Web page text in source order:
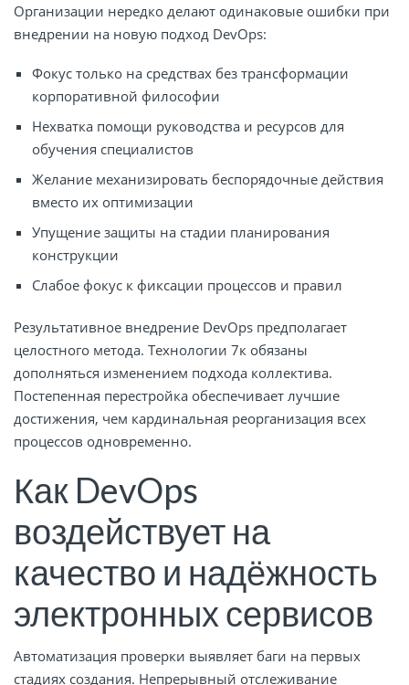
Организации нередко делают одинаковые ошибки при
внедрении на новую подход DevOps:
Фокус только на средствах без трансформации
корпоративной философии
Нехватка помощи руководства и ресурсов для
обучения специалистов
Желание механизировать беспорядочные действия
вместо их оптимизации
Упущение защиты на стадии планирования
конструкции
Слабое фокус к фиксации процессов и правил
Результативное внедрение DevOps предполагает
целостного метода. Технологии 7к обязаны
дополняться изменением подхода коллектива.
Постепенная перестройка обеспечивает лучшие
достижения, чем кардинальная реорганизация всех
процессов одновременно.
Как DevOps
воздействует на
качество и надёжность
электронных сервисов
Автоматизация проверки выявляет баги на первых
стадиях создания. Непрерывный отслеживание